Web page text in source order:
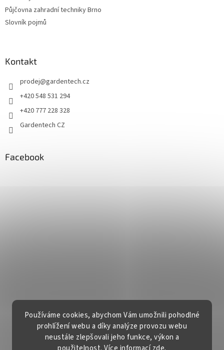
Používáme cookies, abychom Vám umožnili pohodlné
prohlížení webu a díky analýze provozu webu
neustále zlepšovali jeho funkce, výkon a
Půjčovna zahradní techniky Brno
Slovník pojmů
Kontakt
prodej@gardentech.cz
+420 548 531 294
+420 777 228 328
Gardentech CZ
Facebook